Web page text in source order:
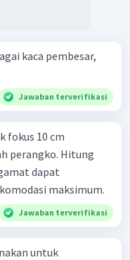
kaca pembesar,
Jawaban terverifikasi
fokus 10 cm
perangko. Hitung
dapat
maksimum.
Jawaban terverifikasi
untuk